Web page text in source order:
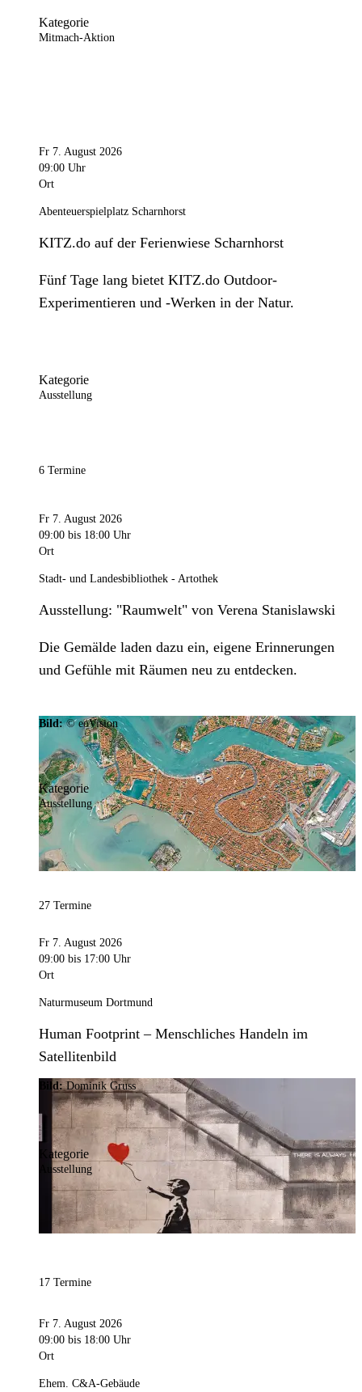
Kategorie
Mitmach-Aktion
Fr 7. August 2026
09:00 Uhr
Ort
Abenteuerspielplatz Scharnhorst
KITZ.do auf der Ferienwiese Scharnhorst
Fünf Tage lang bietet KITZ.do Outdoor-
Experimentieren und -Werken in der Natur.
Kategorie
Ausstellung
6 Termine
Fr 7. August 2026
09:00 bis 18:00 Uhr
Ort
Stadt- und Landesbibliothek - Artothek
Ausstellung: "Raumwelt" von Verena Stanislawski
Die Gemälde laden dazu ein, eigene Erinnerungen
und Gefühle mit Räumen neu zu entdecken.
Bild:© eoVision
Kategorie
Ausstellung
27 Termine
Fr 7. August 2026
09:00 bis 17:00 Uhr
Ort
Naturmuseum Dortmund
Human Footprint – Menschliches Handeln im
Satellitenbild
Bild:Dominik Gruss
Kategorie
Ausstellung
17 Termine
Fr 7. August 2026
09:00 bis 18:00 Uhr
Ort
Ehem. C&A-Gebäude